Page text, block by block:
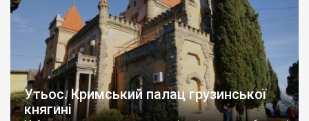
Утьос. Кримський палац грузинської
княгині